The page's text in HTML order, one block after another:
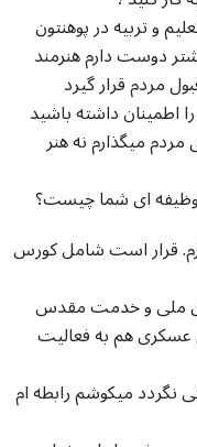
و تربیه در پوهنتون
دوست دارم هنرمند
میگذارم نه هنر
وظیفه ای شما چیست؟
قرار است شامل کورس
ای ملی و خدمت مقدس
عسکری هم به فعالیت
نگردد میکوشم رابطه ام